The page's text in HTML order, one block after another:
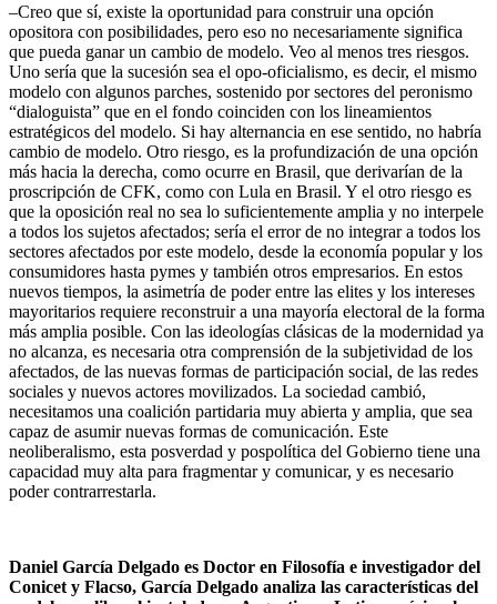
–Creo que sí, existe la oportunidad para construir una opción
opositora con posibilidades, pero eso no necesariamente significa
que pueda ganar un cambio de modelo. Veo al menos tres riesgos.
Uno sería que la sucesión sea el opo-oficialismo, es decir, el mismo
modelo con algunos parches, sostenido por sectores del peronismo
“dialoguista” que en el fondo coinciden con los lineamientos
estratégicos del modelo. Si hay alternancia en ese sentido, no habría
cambio de modelo. Otro riesgo, es la profundización de una opción
más hacia la derecha, como ocurre en Brasil, que derivarían de la
proscripción de CFK, como con Lula en Brasil. Y el otro riesgo es
que la oposición real no sea lo suficientemente amplia y no interpele
a todos los sujetos afectados; sería el error de no integrar a todos los
sectores afectados por este modelo, desde la economía popular y los
consumidores hasta pymes y también otros empresarios. En estos
nuevos tiempos, la asimetría de poder entre las elites y los intereses
mayoritarios requiere reconstruir a una mayoría electoral de la forma
más amplia posible. Con las ideologías clásicas de la modernidad ya
no alcanza, es necesaria otra comprensión de la subjetividad de los
afectados, de las nuevas formas de participación social, de las redes
sociales y nuevos actores movilizados. La sociedad cambió,
necesitamos una coalición partidaria muy abierta y amplia, que sea
capaz de asumir nuevas formas de comunicación. Este
neoliberalismo, esta posverdad y pospolítica del Gobierno tiene una
capacidad muy alta para fragmentar y comunicar, y es necesario
poder contrarrestarla.
Daniel García Delgado es Doctor en Filosofía e investigador del
Conicet y Flacso, García Delgado analiza las características del